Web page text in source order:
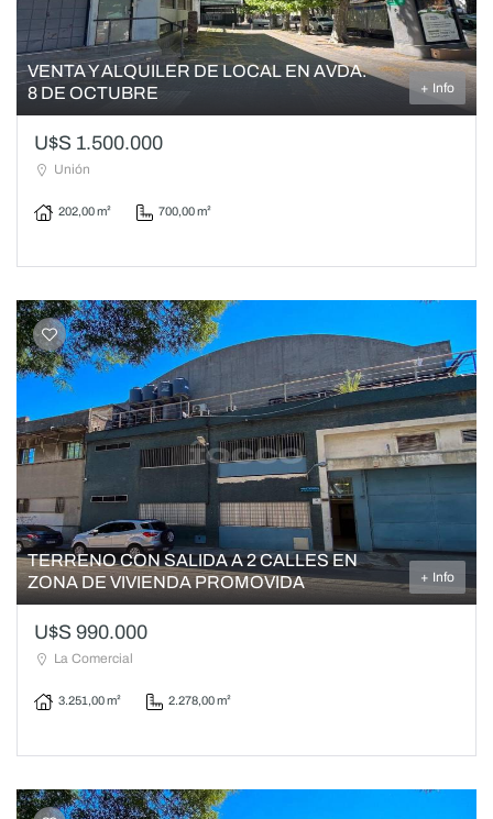
VENTA Y ALQUILER DE LOCAL EN AVDA.
8 DE OCTUBRE
+ Info
U$S 1.500.000
Unión
202,00 m² 700,00 m²
TERRENO CON SALIDA A 2 CALLES EN
ZONA DE VIVIENDA PROMOVIDA
+ Info
U$S 990.000
La Comercial
3.251,00 m² 2.278,00 m²